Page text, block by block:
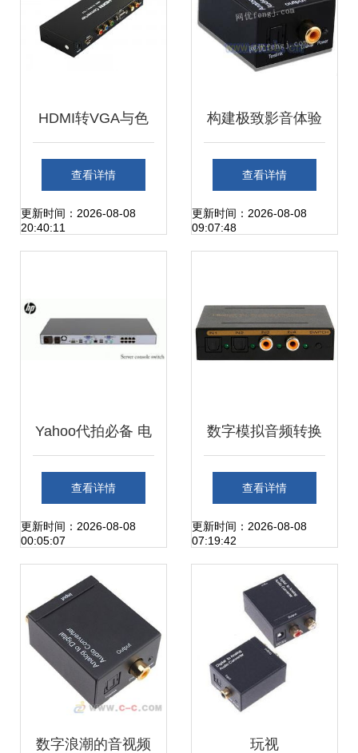
HDMI转VGA与色
差转换器全面解析
技术、应用与选购
查看详情
更新时间：2026-08-08
20:40:11
构建极致影音体验
数字音频转换与信
号分布的数位生态
查看详情
更新时间：2026-08-08
09:07:48
Yahoo代拍必备 电
脑外部设备选购指
南，从网络转换器
到分配器全解析
查看详情
更新时间：2026-08-08
00:05:07
数字模拟音频转换
器、转换器切换
器、视频分配器及
其他数码产品的使
用与选购指南
查看详情
更新时间：2026-08-08
07:19:42
数字浪潮的音视频 玩视